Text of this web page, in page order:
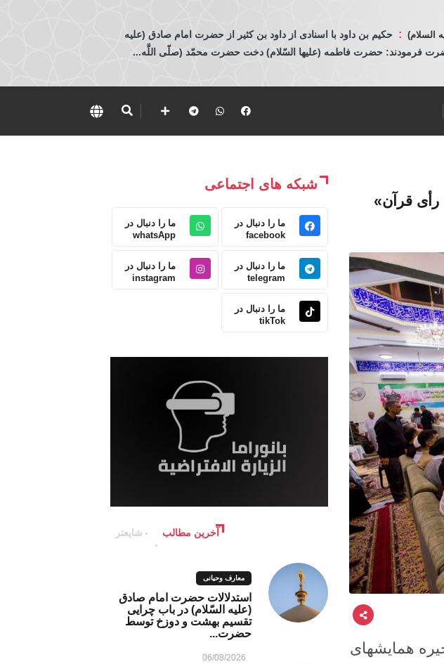
السلام) : حكيم بن داود با اسنادی از داود بن كثير از حضرت امام صادق (عليه
فرمودند: حضرت فاطمه (عليها السّلام) دخت حضرت محمّد (صلّى اللَّه...
رأی قرآن»
همایشهای
شبکه های اجتماعی
ما را دنبال در
facebook
ما را دنبال در
whatsApp
ما را دنبال در
telegram
ما را دنبال در
instagram
ما را دنبال در
tikTok
آخرین مطالب شایعتر
معارف وحیانی
استدلالات حضرت امام صادق
(علیه السّلام) در باب چرایی
تقسیم بهشت و دوزخ توسط
حضرت...
06/08/2026